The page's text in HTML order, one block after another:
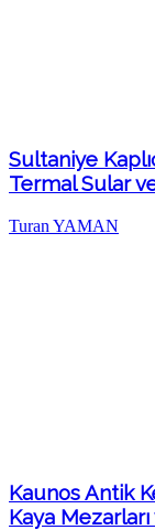
Sultaniye
Termal Sular
Turan YAMAN
Kaunos Antik
Kaya Mezarları